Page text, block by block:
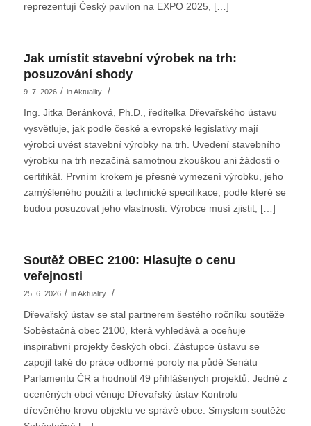
reprezentují Český pavilon na EXPO 2025, […]
Jak umístit stavební výrobek na trh:
posuzování shody
9. 7. 2026 / inAktuality /
Ing. Jitka Beránková, Ph.D., ředitelka Dřevařského ústavu
vysvětluje, jak podle české a evropské legislativy mají
výrobci uvést stavební výrobky na trh. Uvedení stavebního
výrobku na trh nezačíná samotnou zkouškou ani žádostí o
certifikát. Prvním krokem je přesné vymezení výrobku, jeho
zamýšleného použití a technické specifikace, podle které se
budou posuzovat jeho vlastnosti. Výrobce musí zjistit, […]
Soutěž OBEC 2100: Hlasujte o cenu
veřejnosti
25. 6. 2026 / inAktuality /
Dřevařský ústav se stal partnerem šestého ročníku soutěže
Soběstačná obec 2100, která vyhledává a oceňuje
inspirativní projekty českých obcí. Zástupce ústavu se
zapojil také do práce odborné poroty na půdě Senátu
Parlamentu ČR a hodnotil 49 přihlášených projektů. Jedné z
oceněných obcí věnuje Dřevařský ústav Kontrolu
dřevěného krovu objektu ve správě obce. Smyslem soutěže